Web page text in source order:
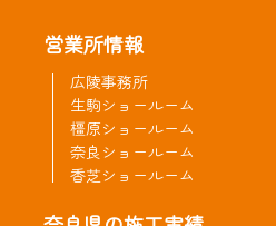
営業所情報
広陵事務所
生駒ショールーム
橿原ショールーム
奈良ショールーム
香芝ショールーム